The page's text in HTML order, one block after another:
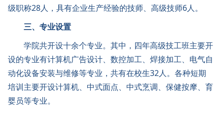
级职称28人，具有企业生产经验的技师、高级技师6人。
三、专业设置
学院共开设十余个专业。其中，四年高级技工班主要开
设的专业有计算机广告设计、数控加工、焊接加工、电气自
动化设备安装与维修等专业，共有在校生32人。各种短期
培训主要开设计算机、中式面点、中式烹调、保健按摩、育
婴员等专业。